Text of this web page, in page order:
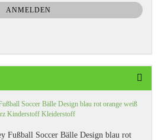
ANMELDEN
Fußball Soccer Bälle Design blau rot